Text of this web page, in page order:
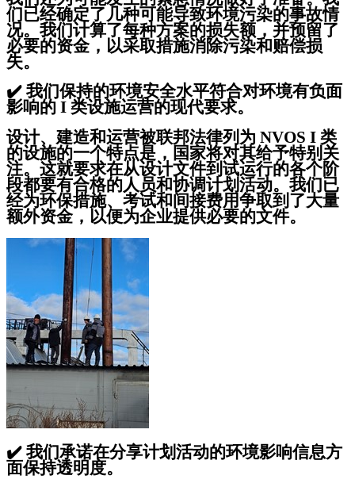
们已经确定了几种可能导致环境污染的事故情
况。我们计算了每种方案的损失额，并预留了
必要的资金，以采取措施消除污染和赔偿损
失。
✔️ 我们保持的环境安全水平符合对环境有负面
影响的 I 类设施运营的现代要求。
设计、建造和运营被联邦法律列为 NVOS I 类
的设施的一个特点是，国家将对其给予特别关
注。这就要求在从设计文件到试运行的各个阶
段都要有合格的人员和协调计划活动。我们已
经为环保措施、考试和间接费用争取到了大量
额外资金，以便为企业提供必要的文件。
✔️ 我们承诺在分享计划活动的环境影响信息方
面保持透明度。